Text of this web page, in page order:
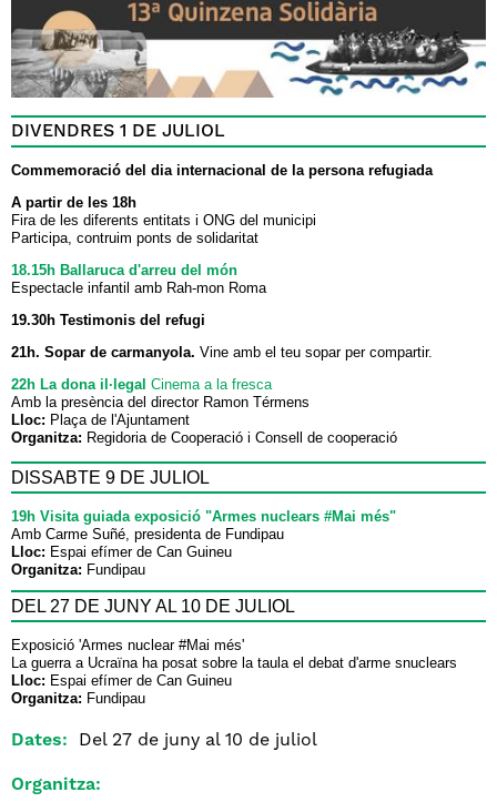
DIVENDRES 1 DE JULIOL
Commemoració del dia internacional de la persona refugiada
A partir de les 18h
Fira de les diferents entitats i ONG del municipi
Participa, contruim ponts de solidaritat
18.15h Ballaruca d'arreu del món
Espectacle infantil amb Rah-mon Roma
19.30h Testimonis del refugi
21h. Sopar de carmanyola. Vine amb el teu sopar per compartir.
22h La dona il·legal Cinema a la fresca
Amb la presència del director Ramon Térmens
Lloc: Plaça de l'Ajuntament
Organitza: Regidoria de Cooperació i Consell de cooperació
DISSABTE 9 DE JULIOL
19h Visita guiada exposició "Armes nuclears #Mai més"
Amb Carme Suñé, presidenta de Fundipau
Lloc: Espai efímer de Can Guineu
Organitza: Fundipau
DEL 27 DE JUNY AL 10 DE JULIOL
Exposició 'Armes nuclear #Mai més'
La guerra a Ucraïna ha posat sobre la taula el debat d'arme snuclears
Lloc: Espai efímer de Can Guineu
Organitza: Fundipau
Dates: Del 27 de juny al 10 de juliol
Organitza: